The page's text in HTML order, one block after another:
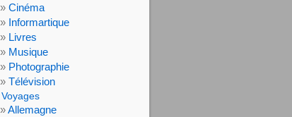
Cinéma
Informartique
Livres
Musique
Photographie
Télévision
Voyages
Allemagne